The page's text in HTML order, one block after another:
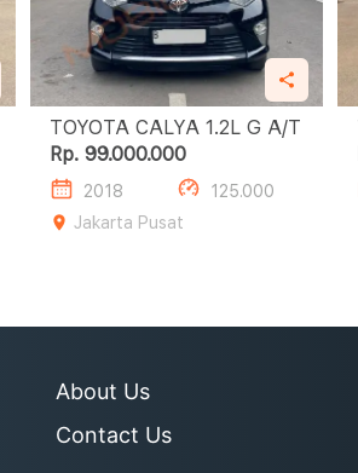
TOYOTA CALYA 1.2L G A/T
Rp. 99.000.000
2018
125.000
Jakarta Pusat
About Us
Contact Us